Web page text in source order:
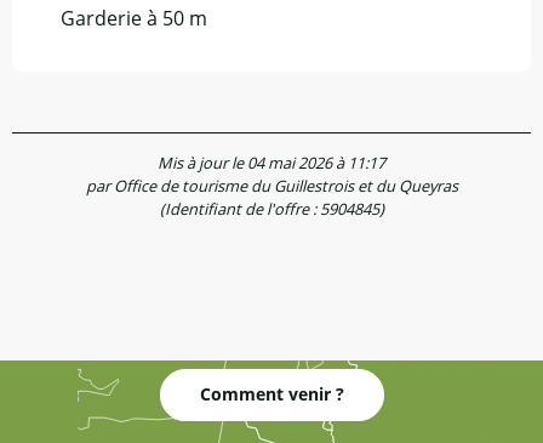
Garderie à 50 m
Mis à jour le 04 mai 2026 à 11:17
par Office de tourisme du Guillestrois et du Queyras
(Identifiant de l'offre :5904845)
Comment venir ?